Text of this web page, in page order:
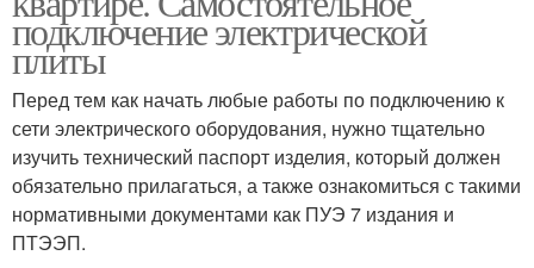
подключение электрической
плиты
Перед тем как начать любые работы по подключению к
сети электрического оборудования, нужно тщательно
изучить технический паспорт изделия, который должен
обязательно прилагаться, а также ознакомиться с такими
нормативными документами как ПУЭ 7 издания и
ПТЭЭП.